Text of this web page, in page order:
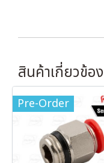
สินค้าเกี่ยวข้อง
Pre-Order